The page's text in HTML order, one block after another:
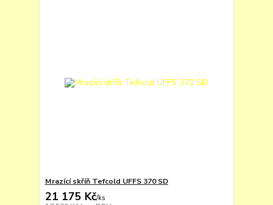
Mrazící skříň Tefcold UFFS 370 SD
21 175 Kč/ks